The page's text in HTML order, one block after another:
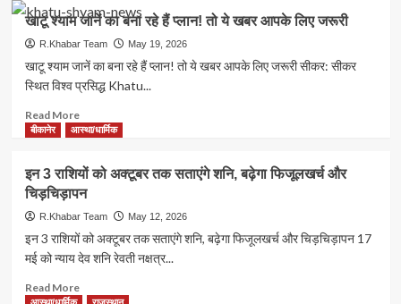
सतरंगी
फूलों
और
ड्राई-
फ्रूट्स
से
बाबा
भव्य
श्रृंगार
श्याम
बाबा
के
दरबार
हाजिरी
लगाने
खाटू
रहे
हैं
तो
रुकिए…
19
घंटे
बंद
मंदिर
खाटू श्याम जानें का बना रहे हैं प्लान! तो ये खबर आपके लिए जरूरी
R.Khabar Team May 19, 2026
खाटू श्याम जानें का बना रहे हैं प्लान! तो ये खबर आपके लिए जरूरी सीकर: सीकर
स्थित विश्व प्रसिद्ध Khatu...
Read MoreRead
more
खाटू
श्याम
जानें
का
बना
रहे
हैं
तो
बीकानेर आस्था/धार्मिक
इन 3 राशियों को अक्टूबर तक सताएंगे शनि, बढ़ेगा फिजूलखर्च और
चिड़चिड़ापन
R.Khabar Team May 12, 2026
इन 3 राशियों को अक्टूबर तक सताएंगे शनि, बढ़ेगा फिजूलखर्च और चिड़चिड़ापन 17
मई को न्याय देव शनि रेवती नक्षत्र...
Read MoreRead